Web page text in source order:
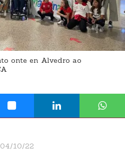
onte en Alvedro ao
10/22